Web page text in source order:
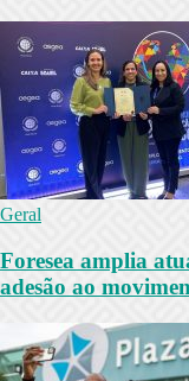
Geral
Foresea amplia
adesão ao